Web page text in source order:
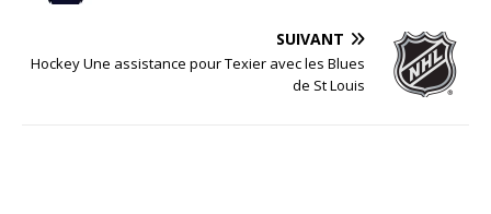
SUIVANT
Hockey Une assistance pour Texier avec les Blues
de St Louis